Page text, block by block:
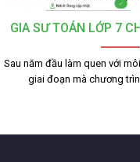
GIA SƯ TOÁN LỚP 7
Sau năm đầu làm quen với
giai đoạn mà chương